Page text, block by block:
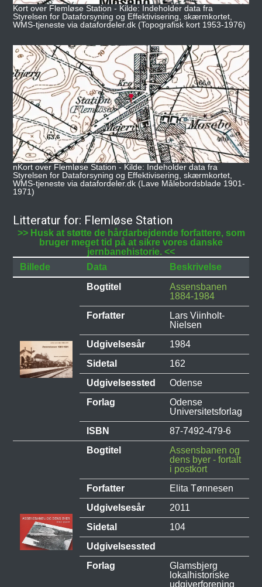
Kort over Flemløse Station - Kilde: Indeholder data fra
Styrelsen for Dataforsyning og Effektivisering, skærmkortet,
WMS-tjeneste via datafordeler.dk (Topografisk kort 1953-1976)
nKort over Flemløse Station - Kilde: Indeholder data fra
Styrelsen for Dataforsyning og Effektivisering, skærmkortet,
WMS-tjeneste via datafordeler.dk (Lave Målebordsblade 1901-
1971)
Litteratur for: Flemløse Station
>> Husk at støtte de hårdarbejdende forfattere, som
bruger meget tid på at sikre vores danske
jernbanehistorie. <<
Billede
Data
Beskrivelse
Bogtitel
Assensbanen
1884-1984
Forfatter
Lars Viinholt-
Nielsen
Udgivelsesår
1984
Sidetal
162
Udgivelsessted
Odense
Forlag
Odense
Universitetsforlag
ISBN
87-7492-479-6
Bogtitel
Assensbanen og
dens byer - fortalt
i postkort
Forfatter
Elita Tønnesen
Udgivelsesår
2011
Sidetal
104
Udgivelsessted
Forlag
Glamsbjerg
lokalhistoriske
udgiverforening